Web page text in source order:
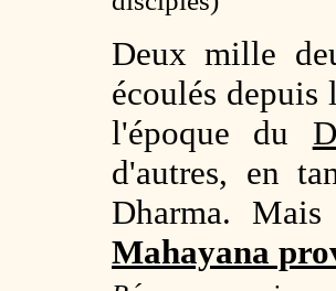
Deux mille
écoulés depuis
l'époque du
d'autres, en
Dharma.
Mahayana